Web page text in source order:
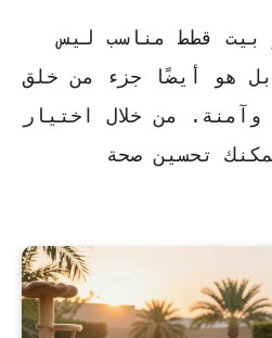
بيت قطط مناسب ليس
هو أيضًا جزء من خلق
من خلال اختيار
تحسين صحة